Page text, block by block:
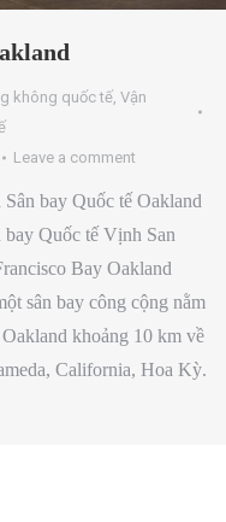
không quốc tế, Vận
Leave a comment
bay Quốc tế Oakland
Quốc tế Vịnh San
Bay Oakland
sân bay công cộng nằm
khoảng 10 km về
California, Hoa Kỳ.